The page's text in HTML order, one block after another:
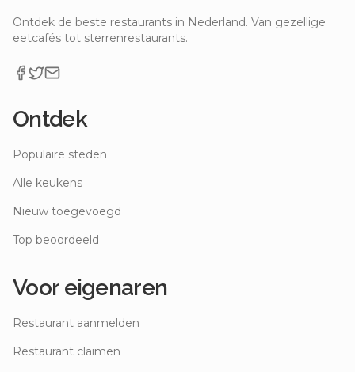
Ontdek de beste restaurants in Nederland. Van gezellige
eetcafés tot sterrenrestaurants.
Ontdek
Populaire steden
Alle keukens
Nieuw toegevoegd
Top beoordeeld
Voor eigenaren
Restaurant aanmelden
Restaurant claimen